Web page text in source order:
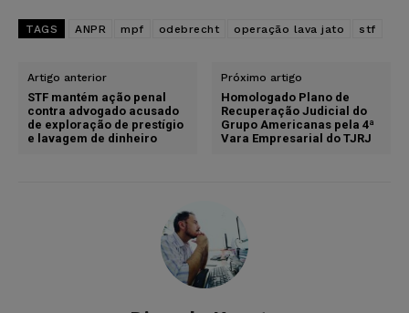
TAGS ANPR mpf odebrecht operação lava jato stf
Artigo anterior
STF mantém ação penal
contra advogado acusado
de exploração de prestígio
e lavagem de dinheiro
Próximo artigo
Homologado Plano de
Recuperação Judicial do
Grupo Americanas pela 4ª
Vara Empresarial do TJRJ